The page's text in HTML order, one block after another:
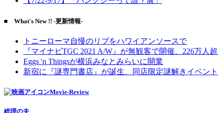
■ What's New !! -更新情報-
トニーローマ自慢のリブをハワイアンソースで
『マイナビTGC 2021 A/W』が無観客で開催、226万人
Eggs 'n Thingsが横浜みなとみらいに開業
新宿に『謎専門書店』が誕生、同店限定謎解きイベン
Movie-Review
総理の夫